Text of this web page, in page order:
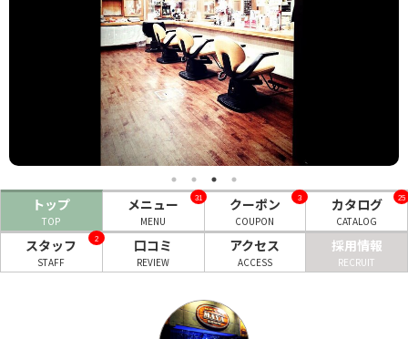
エステサロン
リラクゼーションサロン
美容クリニック
ヘアカタログ
トップ
TOP
メニュー
MENU
31 クーポン
COUPON
3 カタログ
CATALOG
25
スタッフ
STAFF
2 口コミ
REVIEW
アクセス
ACCESS
採用情報
RECRUIT